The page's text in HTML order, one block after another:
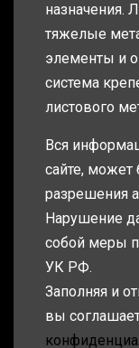
назначения.
тяжелые
элементы и
система
листового
Вся
сайте, может
разрешения
Нарушение
собой меры
УК РФ.
Заполняя и
вы